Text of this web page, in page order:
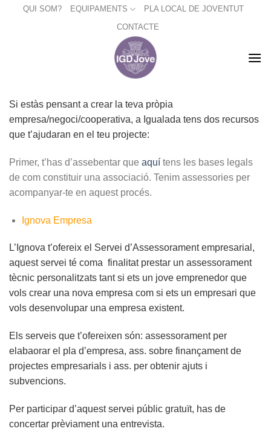
QUI SOM? EQUIPAMENTS
PLA LOCAL DE JOVENTUT
CONTACTE
Si estàs pensant a crear la teva pròpia
empresa/negoci/cooperativa, a Igualada tens dos recursos
que t’ajudaran en el teu projecte:
Primer, t’has d’assebentar que aquí tens les bases legals
de com constituir una associació. Tenim assessories per
acompanyar-te en aquest procés.
Ignova Empresa
L’Ignova t’ofereix el Servei d’Assessorament empresarial,
aquest servei té coma finalitat prestar un assessorament
tècnic personalitzats tant si ets un jove emprenedor que
vols crear una nova empresa com si ets un empresari que
vols desenvolupar una empresa existent.
Els serveis que t’ofereixen són: assessorament per
elabaorar el pla d’empresa, ass. sobre finançament de
projectes empresarials i ass. per obtenir ajuts i
subvencions.
Per participar d’aquest servei públic gratuït, has de
concertar prèviament una entrevista.